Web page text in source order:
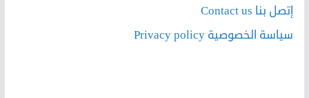
إتصل بنا Contact us
سياسة الخصوصية Privacy policy